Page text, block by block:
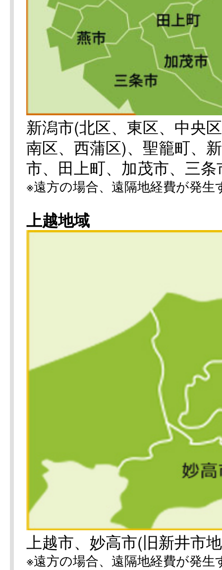
新潟市(北区、東区、中央
南区、西蒲区)、聖籠町、
市、田上町、加茂市、三
※遠方の場合、遠隔地経費が発
上越地域
上越市、妙高市(旧新井市
※遠方の場合、遠隔地経費が発